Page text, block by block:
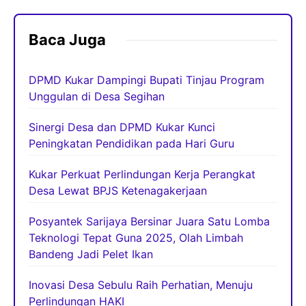
Baca Juga
DPMD Kukar Dampingi Bupati Tinjau Program
Unggulan di Desa Segihan
Sinergi Desa dan DPMD Kukar Kunci
Peningkatan Pendidikan pada Hari Guru
Kukar Perkuat Perlindungan Kerja Perangkat
Desa Lewat BPJS Ketenagakerjaan
Posyantek Sarijaya Bersinar Juara Satu Lomba
Teknologi Tepat Guna 2025, Olah Limbah
Bandeng Jadi Pelet Ikan
Inovasi Desa Sebulu Raih Perhatian, Menuju
Perlindungan HAKI